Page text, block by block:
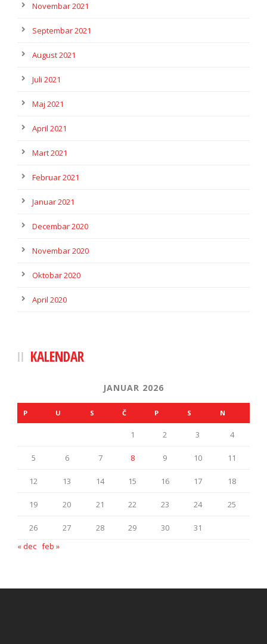
Novembar 2021
Septembar 2021
August 2021
Juli 2021
Maj 2021
April 2021
Mart 2021
Februar 2021
Januar 2021
Decembar 2020
Novembar 2020
Oktobar 2020
April 2020
KALENDAR
JANUAR 2026
P U S Č P S N
1 2 3 4
5 6 7 8 9 10 11
12 13 14 15 16 17 18
19 20 21 22 23 24 25
26 27 28 29 30
31
« dec feb »